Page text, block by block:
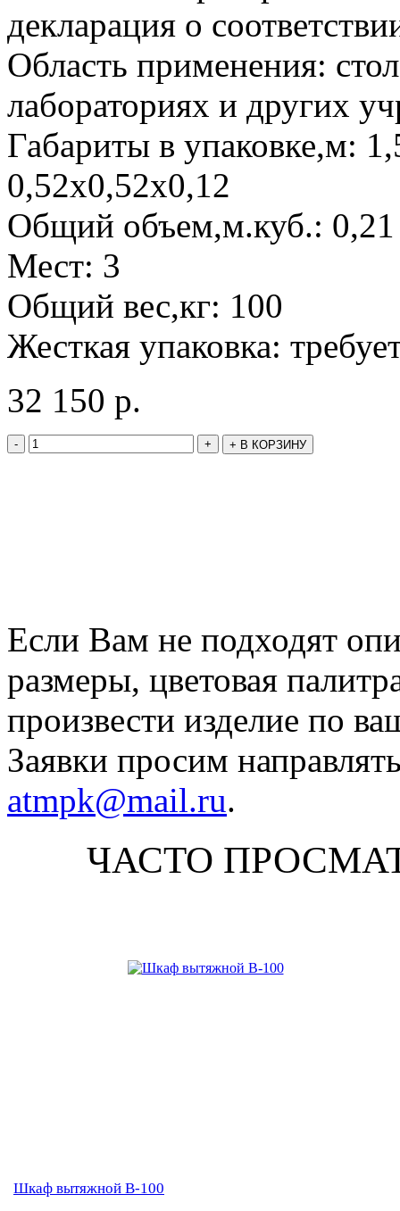
декларация о
Область применения:
лабораториях и других
Габариты в упаковке,м:
0,52х0,52х0,12
Общий объем,м.куб.: 0,21
Мест: 3
Общий вес,кг: 100
Жесткая упаковка:
32 150 р.
- + + В КОРЗИНУ
Если Вам не подходят
размеры, цветовая
произвести изделие по
Заявки просим
atmpk@mail.ru.
ЧАСТО
Шкаф вытяжной В-100